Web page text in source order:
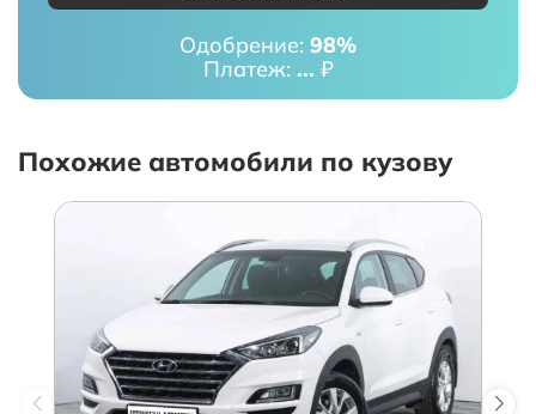
Одобрение: 98%
Платеж: ... ₽
Похожие автомобили по кузову